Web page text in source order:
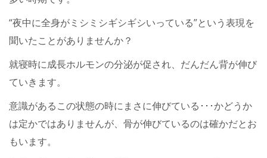
“夜中に全身がミシミシギシギシいっている”という表現を
聞いたことがありませんか？
就寝時に成長ホルモンの分泌が促され、だんだん背が伸び
ていきます。
意識があるこの状態の時にまさに伸びている･･･かどうか
は定かではありませんが、骨が伸びているのは確かだとお
もいます。